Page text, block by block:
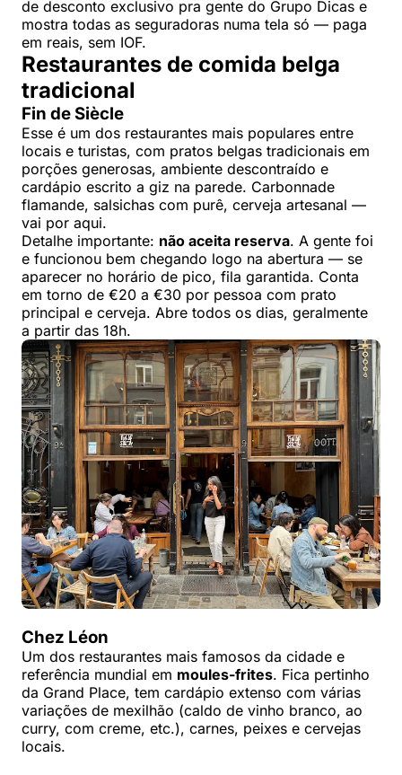
de desconto exclusivo pra gente do Grupo Dicas e
mostra todas as seguradoras numa tela só — paga
em reais, sem IOF.
Restaurantes de comida belga
tradicional
Fin de Siècle
Esse é um dos restaurantes mais populares entre
locais e turistas, com pratos belgas tradicionais em
porções generosas, ambiente descontraído e
cardápio escrito a giz na parede. Carbonnade
flamande, salsichas com purê, cerveja artesanal —
vai por aqui.
Detalhe importante: não aceita reserva. A gente foi
e funcionou bem chegando logo na abertura — se
aparecer no horário de pico, fila garantida. Conta
em torno de €20 a €30 por pessoa com prato
principal e cerveja. Abre todos os dias, geralmente
a partir das 18h.
Chez Léon
Um dos restaurantes mais famosos da cidade e
referência mundial em moules-frites. Fica pertinho
da Grand Place, tem cardápio extenso com várias
variações de mexilhão (caldo de vinho branco, ao
curry, com creme, etc.), carnes, peixes e cervejas
locais.